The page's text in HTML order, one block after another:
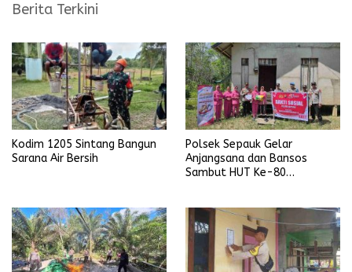
Berita Terkini
Kodim 1205 Sintang Bangun
Sarana Air Bersih
Polsek Sepauk Gelar
Anjangsana dan Bansos
Sambut HUT Ke-80